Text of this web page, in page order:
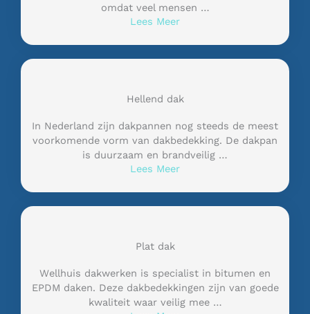
omdat veel mensen …
Lees Meer
Hellend dak
In Nederland zijn dakpannen nog steeds de meest
voorkomende vorm van dakbedekking. De dakpan
is duurzaam en brandveilig …
Lees Meer
Plat dak
Wellhuis dakwerken is specialist in bitumen en
EPDM daken. Deze dakbedekkingen zijn van goede
kwaliteit waar veilig mee …